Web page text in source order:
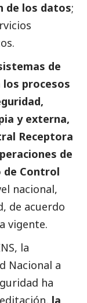
de los datos;
de
procesos
y externa,
Receptora
de
de Control
nacional,
de acuerdo
vigente.
la
Nacional a
ha